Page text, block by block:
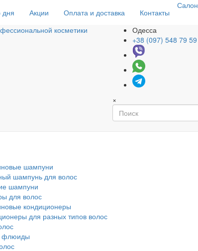
дня Акции Оплата и доставка Контакты
Салон
Одесса
+38 (097) 548 79 59
×
шампуни
шампунь для волос
шампуни
для волос
кондиционеры
для разных типов волос
флюиды